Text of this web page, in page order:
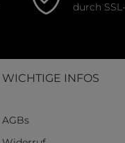
durch
WICHTIGE INFOS
AGBs